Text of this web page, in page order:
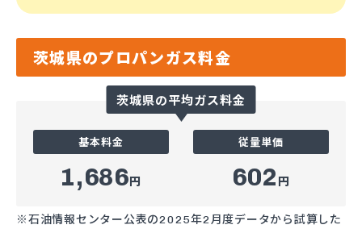
茨城県のプロパンガス料金
茨城県の平均ガス料金
基本料金
1,686円
従量単価
602 円
※石油情報センター公表の2025年2月度データから試算した